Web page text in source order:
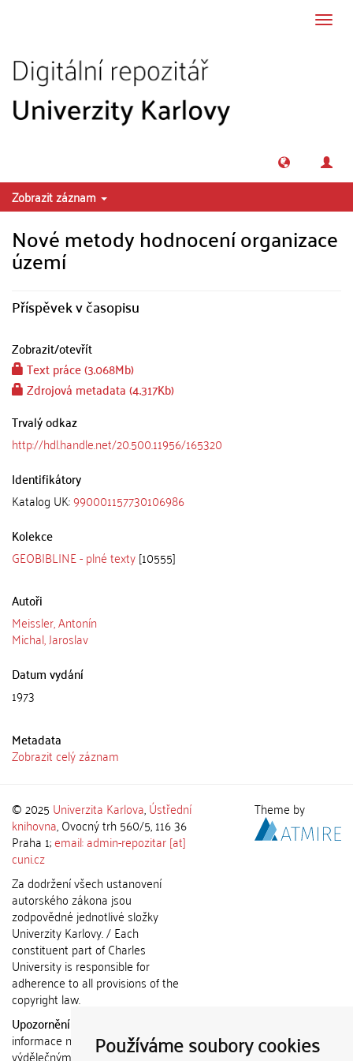
Používáme soubory cookies
Zobrazit záznam
Nové metody hodnocení organizace
území
Příspěvek v časopisu
Zobrazit/otevřít
Text práce (3.068Mb)
Zdrojová metadata (4.317Kb)
Trvalý odkaz
http://hdl.handle.net/20.500.11956/165320
Identifikátory
Katalog UK:990001157730106986
Kolekce
GEOBIBLINE - plné texty[10555]
Autoři
Meissler, Antonín
Michal, Jaroslav
Datum vydání
1973
Metadata
Zobrazit celý záznam
© 2025 Univerzita Karlova,Ústřední
knihovna, Ovocný trh 560/5, 116 36
Praha 1;email: admin-repozitar [at]
cuni.cz
Za dodržení všech ustanovení
autorského zákona jsou
zodpovědné jednotlivé složky
Univerzity Karlovy. / Each
constituent part of Charles
University is responsible for
adherence to all provisions of the
copyright law.
Upozornění / Notice:
informace nemohou být použity k
výdělečným účelům nebo vydávány
Theme by